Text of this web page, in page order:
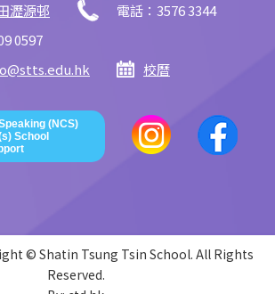
瀝源邨
電話：3576 3344
0597
校曆
(NCS)
School
© Shatin Tsung Tsin School. All Rights
Reserved.